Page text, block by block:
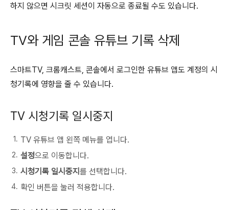
하지 않으면 시크릿 세션이 자동으로 종료될 수도 있습니다.
TV와 게임 콘솔 유튜브 기록 삭제
스마트TV, 크롬캐스트, 콘솔에서 로그인한 유튜브 앱도 계정의 시
청기록에 영향을 줄 수 있습니다.
TV 시청기록 일시중지
TV 유튜브 앱 왼쪽 메뉴를 엽니다.
설정으로 이동합니다.
시청기록 일시중지 를 선택합니다.
확인 버튼을 눌러 적용합니다.